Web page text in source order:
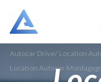
Autocar Drive/ Location
Location Autocar